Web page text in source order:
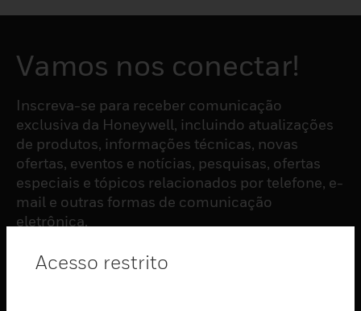
Vamos nos conectar!
Inscreva-se para receber comunicação
exclusiva da Honeywell, incluindo atualizações
de produtos, informações técnicas, novas
ofertas, eventos e notícias, pesquisas, ofertas
especiais e tópicos relacionados por telefone, e-
mail e outras formas de comunicação
eletrônica.
ASSINAR
Acesso restrito